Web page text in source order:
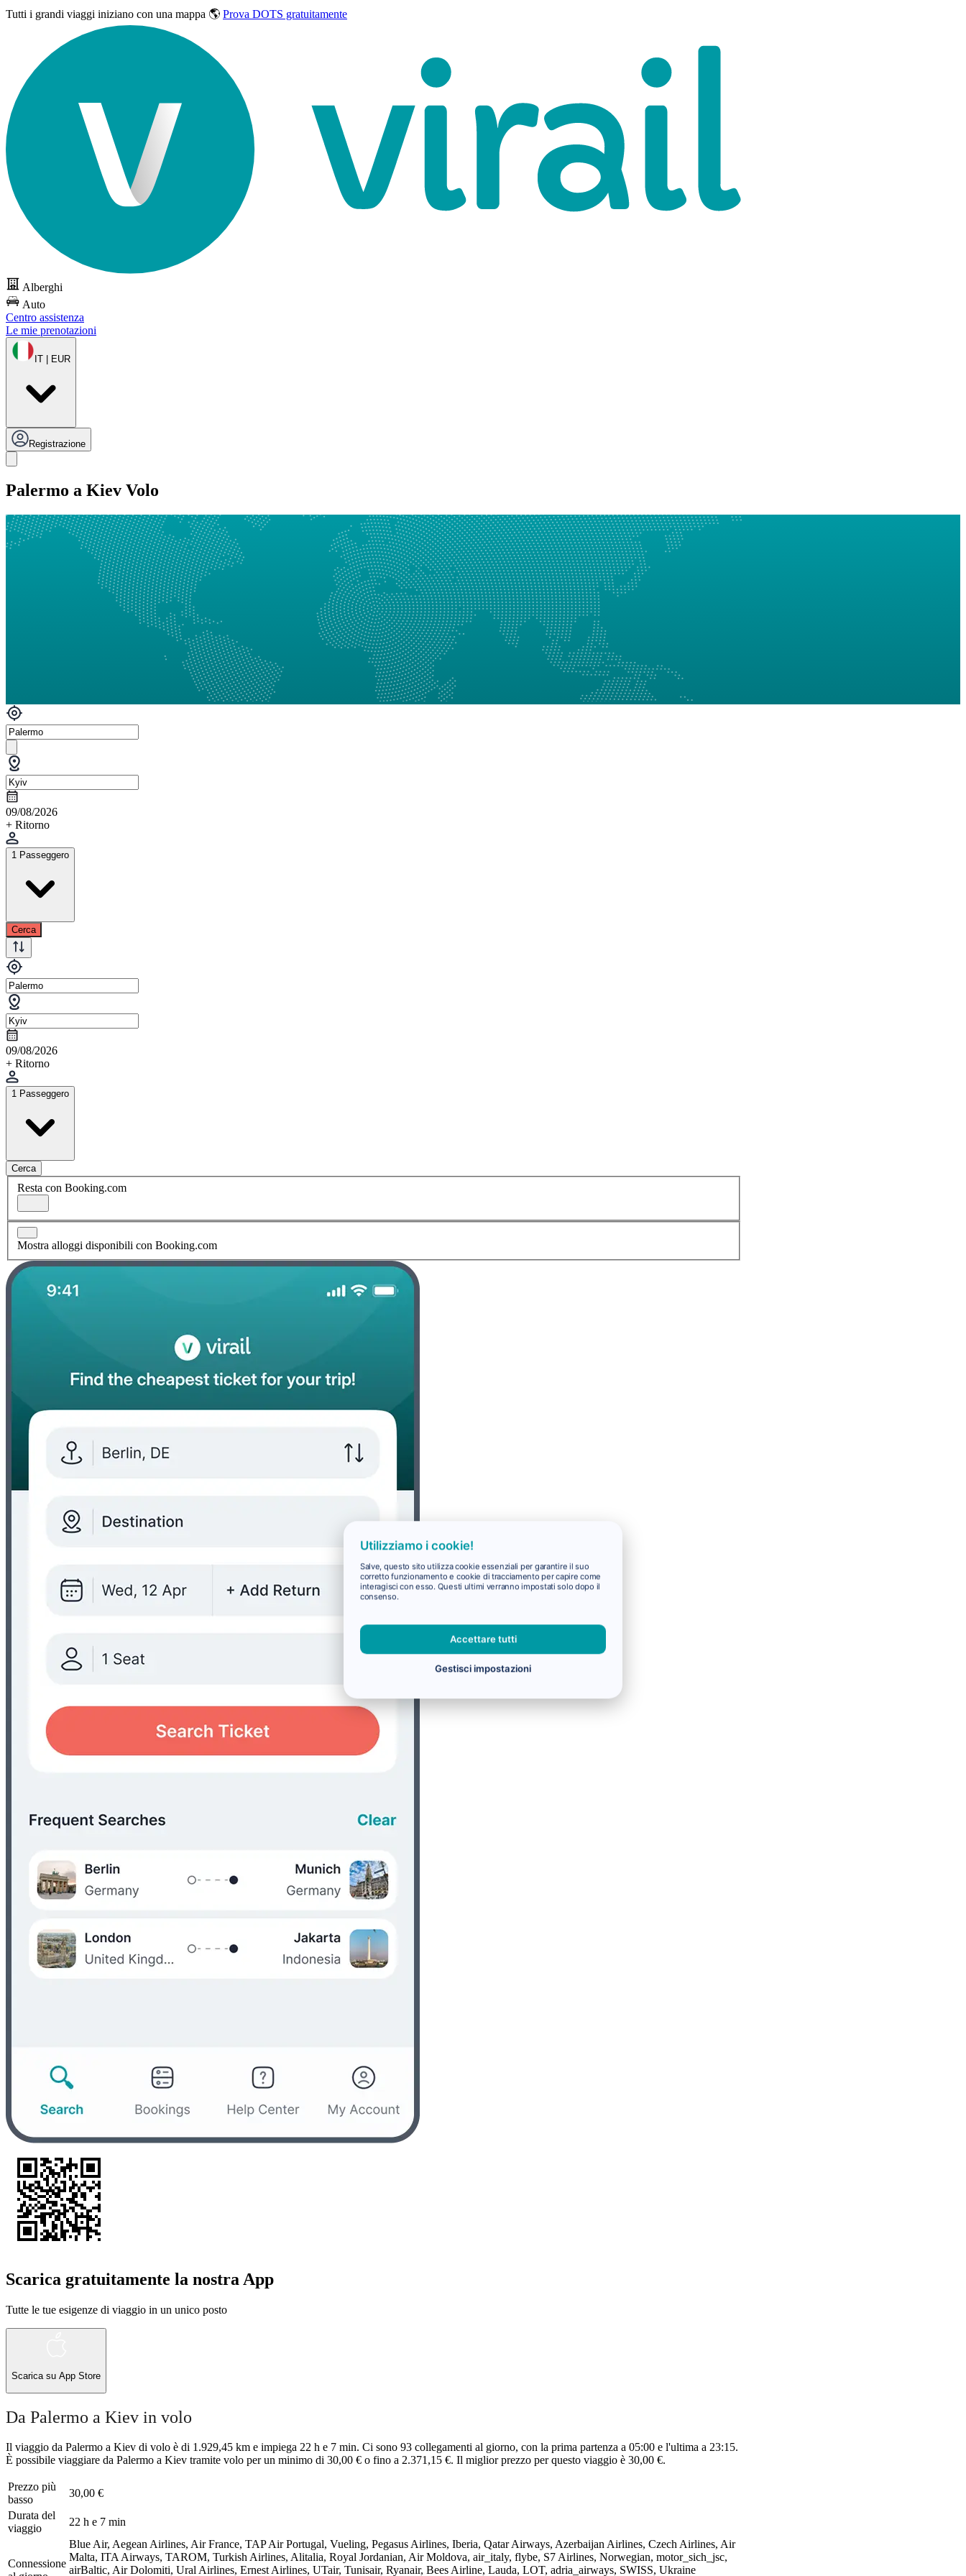
Tutti i grandi viaggi iniziano con una mappa 🌎 Prova DOTS gratuitamente
Alberghi
Auto
Centro assistenza
Le mie prenotazioni
IT | EUR
Registrazione
Palermo a Kiev Volo
09/08/2026
+ Ritorno
1 Passeggero
Cerca
09/08/2026
+ Ritorno
1 Passeggero
Cerca
Resta con Booking.com
Mostra alloggi disponibili con Booking.com
Scarica gratuitamente la nostra App
Tutte le tue esigenze di viaggio in un unico posto
Scarica su App Store
Da Palermo a Kiev in volo
Il viaggio da Palermo a Kiev di volo è di 1.929,45 km e impiega 22 h e 7 min. Ci sono 93 collegamenti al giorno, con la prima partenza a 05:00 e l'ultima a 23:15.
È possibile viaggiare da Palermo a Kiev tramite volo per un minimo di 30,00 € o fino a 2.371,15 €. Il miglior prezzo per questo viaggio è 30,00 €.
Prezzo più
basso
30,00 €
Durata del
viaggio
22 h e 7 min
Connessione
Blue Air, Aegean Airlines, Air France, TAP Air Portugal, Vueling, Pegasus Airlines, Iberia, Qatar Airways, Azerbaijan Airlines, Czech Airlines, Air
Malta, ITA Airways, TAROM, Turkish Airlines, Alitalia, Royal Jordanian, Air Moldova, air_italy, flybe, S7 Airlines, Norwegian, motor_sich_jsc,
airBaltic, Air Dolomiti, Ural Airlines, Ernest Airlines, UTair, Tunisair, Ryanair, Bees Airline, Lauda, LOT, adria_airways, SWISS, Ukraine
Utilizziamo i cookie!
Salve, questo sito utilizza cookie essenziali per garantire il suo
corretto funzionamento e cookie di tracciamento per capire come
interagisci con esso. Questi ultimi verranno impostati solo dopo il
consenso.
Accettare tutti
Gestisci impostazioni